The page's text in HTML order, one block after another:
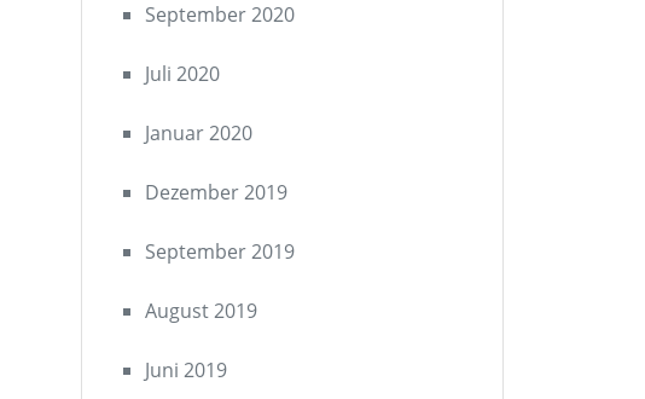
September 2020
Juli 2020
Januar 2020
Dezember 2019
September 2019
August 2019
Juni 2019